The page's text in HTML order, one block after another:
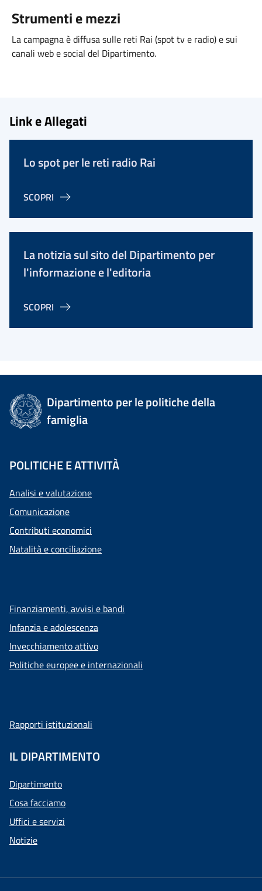
Strumenti e mezzi
La campagna è diffusa sulle reti Rai (spot tv e radio) e sui
canali web e social del Dipartimento.
Link e Allegati
Lo spot per le reti radio Rai
SCOPRI
La notizia sul sito del Dipartimento per
l'informazione e l'editoria
SCOPRI
Dipartimento per le politiche della
famiglia
POLITICHE E ATTIVITÀ
Analisi e valutazione
Comunicazione
Contributi economici
Natalità e conciliazione
Finanziamenti, avvisi e bandi
Infanzia e adolescenza
Invecchiamento attivo
Politiche europee e internazionali
Rapporti istituzionali
IL DIPARTIMENTO
Dipartimento
Cosa facciamo
Uffici e servizi
Notizie